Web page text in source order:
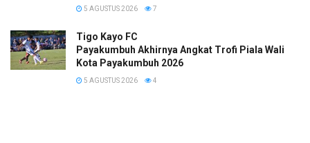
5 AGUSTUS 2026 7
Tigo Kayo FC
Payakumbuh Akhirnya Angkat Trofi Piala Wali
Kota Payakumbuh 2026
5 AGUSTUS 2026 4